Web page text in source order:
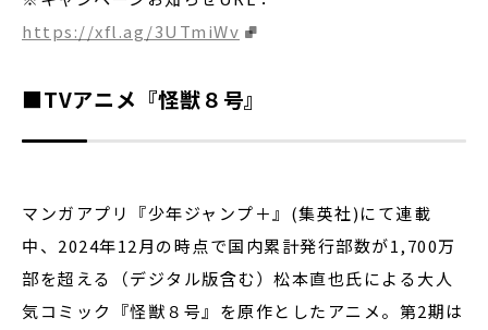
https://xfl.ag/3UTmiWv
■TVアニメ『怪獣８号』
マンガアプリ『少年ジャンプ＋』(集英社)にて連載
中、2024年12月の時点で国内累計発行部数が1,700万
部を超える（デジタル版含む）松本直也氏による大人
気コミック『怪獣８号』を原作としたアニメ。第2期は